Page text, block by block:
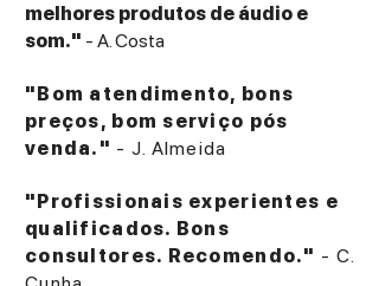
melhores produtos de áudio e
som." - A. Costa
"Bom atendimento, bons
preços, bom serviço pós
venda." - J. Almeida
"Profissionais experientes e
qualificados. Bons
consultores. Recomendo." - C.